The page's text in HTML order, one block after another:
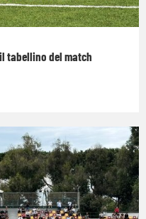
tabellino del match